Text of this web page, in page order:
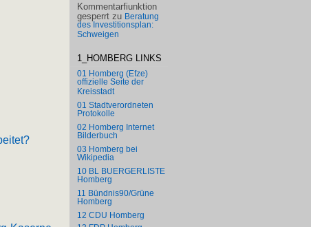
Kommentarfiunktion
gesperrt zu Beratung
des Investitionsplan:
Schweigen
1_HOMBERG LINKS
01 Homberg (Efze)
offizielle Seite der
Kreisstadt
01 Stadtverordneten
Protokolle
02 Homberg Internet
Bilderbuch
03 Homberg bei
Wikipedia
10 BL BUERGERLISTE
Homberg
11 Bündnis90/Grüne
Homberg
12 CDU Homberg